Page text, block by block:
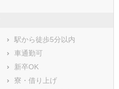
駅から徒歩5分以内
車通勤可
新卒OK
寮・借り上げ